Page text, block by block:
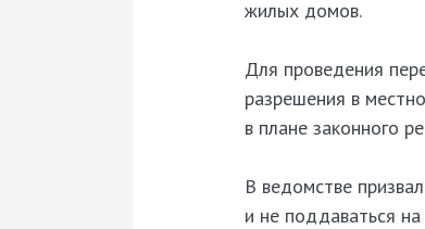
жилых домов.
Для проведения
разрешения в
в плане законного
В ведомстве
и не поддаваться